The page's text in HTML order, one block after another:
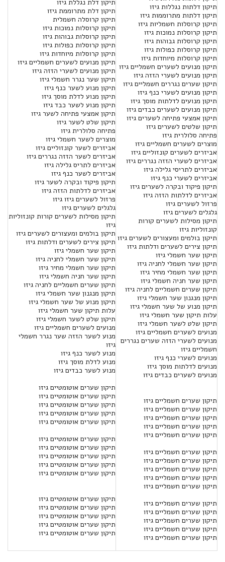
תיקון דלתות נגללות גיזו
תיקון דלתות מתרוממות גיזו
תיקון קרוסלות חשמליות גיזו
תיקון קרוסלות נמוכות גיזו
תיקון קרוסלות גבוהות גיזו
תיקון קרוסלות כפולות גיזו
תיקון קרוסלות מיוחדות גיזו
תיקון מנועים לשערים חשמליים גיזו
תיקון מנועים לשערי הזזה גיזו
תיקון שערים נגררים חשמליים גיזו
תיקון מנועים לשערי כנף גיזו
תיקון מנועים לדלתות מוסך גיזו
תיקון מנועים לשערים כבדים גיזו
תיקון אמצעי פתיחה לשערים גיזו
תיקון שלטים לשערים גיזו
פתיחה סלולרית גיזו
מוצרים לשערים חשמליים גיזו
אביזרים לשערים קונזוליים גיזו
אביזרים לשערי הזזה נגררים גיזו
אביזרים לתריסי גלילה גיזו
אביזרים לשערי כנף גיזו
תיקון פיקוד ובקרה לשערים גיזו
אביזרים לדלתות הזזה גיזו
פרזול לשערים גיזו
גלגלים לשערים גיזו
תיקון מסילות לשערים קורות
קונזוליות גיזו
תיקון בולמים ומעצורים לשערים גיזו
תיקון צירים לשערים ודלתות גיזו
תיקון שער חשמלי גיזו
תיקון שער חשמלי לחניה גיזו
תיקון שער חשמלי מחיר גיזו
תיקון שער חניה חשמלי גיזו
תיקון שערים חשמליים לחניה גיזו
תיקון מנגנון שער חשמלי גיזו
תיקון מנוע של שער חשמלי גיזו
עלות תיקון שער חשמלי גיזו
תיקון שלט לשער חשמלי גיזו
מנועים לשערים חשמליים גיזו
מנועים לשערי הזזה שערים נגררים
חשמליים גיזו
מנועים לשערי כנף גיזו
מנועים לדלתות מוסך גיזו
מנועים לשערים כבדים גיזו
תיקון שערים חשמליים גיזו
תיקון שערים חשמליים גיזו
תיקון שערים חשמליים גיזו
תיקון שערים חשמליים גיזו
תיקון שערים חשמליים גיזו
תיקון שערים חשמליים גיזו
תיקון שערים חשמליים גיזו
תיקון שערים חשמליים גיזו
תיקון שערים חשמליים גיזו
תיקון שערים חשמליים גיזו
תיקון שערים חשמליים גיזו
תיקון שערים חשמליים גיזו
תיקון שערים חשמליים גיזו
תיקון שערים חשמליים גיזו
תיקון שערים חשמליים גיזו
תיקון דלת נגללת גיזו
תיקון דלת מתרוממת גיזו
תיקון קרוסלה חשמלית
תיקון קרוסלות נמוכות גיזו
תיקון קרוסלות גבוהות גיזו
תיקון קרוסלות כפולות גיזו
תיקון קרוסלות מיוחדות גיזו
תיקון מנועים לשערים חשמליים גיזו
תיקון מנועים לשערי הזזה גיזו
תיקון שער נגרר חשמלי גיזו
תיקון מנוע לשער כנף גיזו
תיקון מנוע לדלת מוסך גיזו
תיקון מנוע לשער כבד גיזו
תיקון אמצעי פתיחה לשער גיזו
תיקון שלט לשער גיזו
פתיחה סלולרית גיזו
מוצרים לשער חשמלי גיזו
אביזרים לשער קונזוליים גיזו
אביזרים לשער הזזה נגררים גיזו
אביזרים לתריס גלילה גיזו
אביזרים לשער כנף גיזו
תיקון פיקוד ובקרה לשער גיזו
אביזרים לדלתות הזזה גיזו
פרזול לשערים גיזו גיזו
גלגלים לשערים גיזו
תיקון מסילות לשערים קורות קונזוליות
גיזו
תיקון בולמים ומעצורים לשערים גיזו
תיקון צירים לשערים ודלתות גיזו
תיקון שער חשמלי גיזו
תיקון שער חשמלי לחניה גיזו
תיקון שער חשמלי מחיר גיזו
תיקון שער חניה חשמלי גיזו
תיקון שערים חשמליים לחניה גיזו
תיקון מנגנון שער חשמלי גיזו
תיקון מנוע של שער חשמלי גיזו
עלות תיקון שער חשמלי גיזו
תיקון שלט לשער חשמלי גיזו
מנועים לשערים חשמליים גיזו
מנוע לשער הזזה שער נגרר חשמלי
גיזו
מנוע לשער כנף גיזו
מנוע לדלת מוסך גיזו
מנוע לשער כבדים גיזו
תיקון שערים אוטומטיים גיזו
תיקון שערים אוטומטיים גיזו
תיקון שערים אוטומטיים גיזו
תיקון שערים אוטומטיים גיזו
תיקון שערים אוטומטיים גיזו
תיקון שערים אוטומטיים גיזו
תיקון שערים אוטומטיים גיזו
תיקון שערים אוטומטיים גיזו
תיקון שערים אוטומטיים גיזו
תיקון שערים אוטומטיים גיזו
תיקון שערים אוטומטיים גיזו
תיקון שערים אוטומטיים גיזו
תיקון שערים אוטומטיים גיזו
תיקון שערים אוטומטיים גיזו
תיקון שערים אוטומטיים גיזו